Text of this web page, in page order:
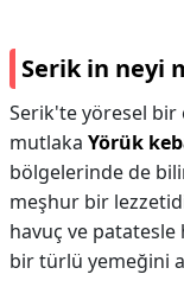
Serik in neyi
Serik'te yöresel bir
mutlaka Yörük
bölgelerinde de
meşhur bir
havuç ve patatesle
bir türlü yemeğini